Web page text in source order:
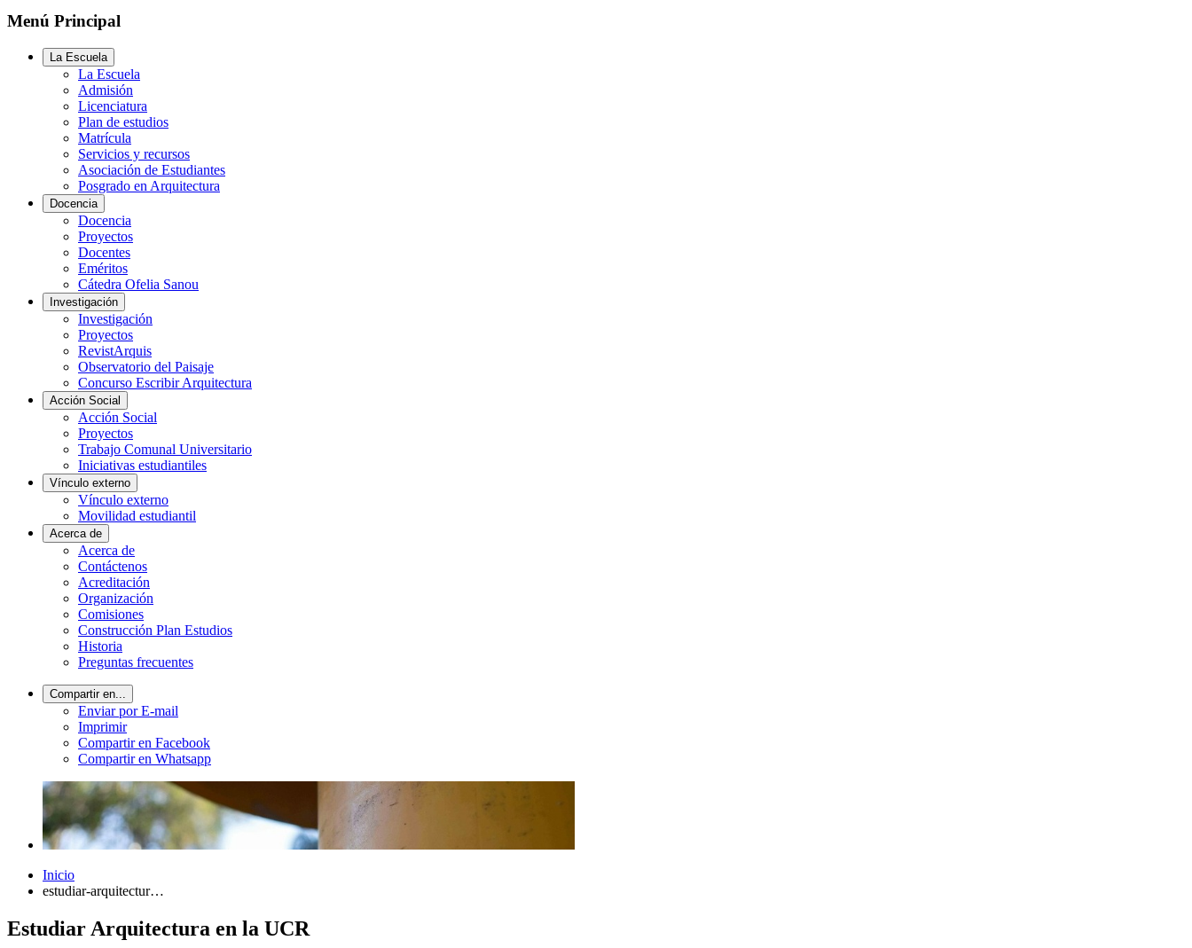
Menú Principal
La Escuela
La Escuela
Admisión
Licenciatura
Plan de estudios
Matrícula
Servicios y recursos
Asociación de Estudiantes
Posgrado en Arquitectura
Docencia
Docencia
Proyectos
Docentes
Eméritos
Cátedra Ofelia Sanou
Investigación
Investigación
Proyectos
RevistArquis
Observatorio del Paisaje
Concurso Escribir Arquitectura
Acción Social
Acción Social
Proyectos
Trabajo Comunal Universitario
Iniciativas estudiantiles
Vínculo externo
Vínculo externo
Movilidad estudiantil
Acerca de
Acerca de
Contáctenos
Acreditación
Organización
Comisiones
Construcción Plan Estudios
Historia
Preguntas frecuentes
Compartir en...
Enviar por E-mail
Imprimir
Compartir en Facebook
Compartir en Whatsapp
Inicio
estudiar-arquitectur…
Estudiar Arquitectura en la UCR